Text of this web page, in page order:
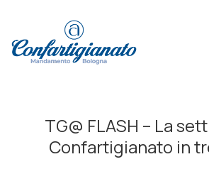
Principale
TG@ FLASH – La
Confartigianato in